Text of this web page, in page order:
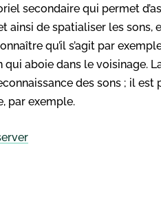
secondaire qui permet
ainsi de spatialiser les sons,
qu’il s’agit par
aboie dans le voisinage.
des sons ; il est
par exemple.